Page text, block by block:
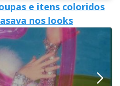
e itens coloridos
nos looks